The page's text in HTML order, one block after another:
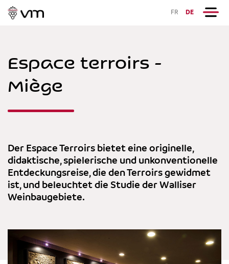
FR DE
Espace terroirs -
Miège
Der Espace Terroirs bietet eine originelle,
didaktische, spielerische und unkonventionelle
Entdeckungsreise, die den Terroirs gewidmet
ist, und beleuchtet die Studie der Walliser
Weinbaugebiete.